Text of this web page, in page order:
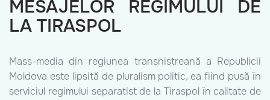
MESAJELOR REGIMULUI DE
LA TIRASPOL
Mass-media din regiunea transnistreană a Republicii
Moldova este lipsită de pluralism politic, ea fiind pusă în
serviciul regimului separatist de la Tiraspol în calitate de